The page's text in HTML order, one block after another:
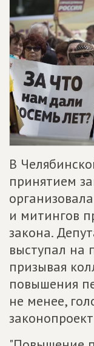
В
принятием
и митингов
закона.
выступал на
призывая
повышения
не менее,